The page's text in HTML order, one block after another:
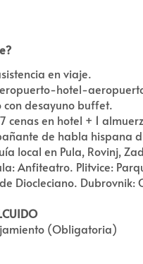
en viaje.
hotel-
desayuno buffet.
cenas en hotel + 1
de habla hispana
local en Pula, Rovinj,
Anfiteatro. Plitvice:
Diocleciano.
(Obligatoria)